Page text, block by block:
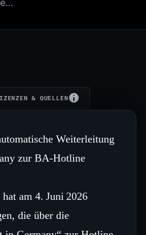
& QUELLEN
Weiterleitung
zur BA-Hotline
am 4. Juni 2026
die über die